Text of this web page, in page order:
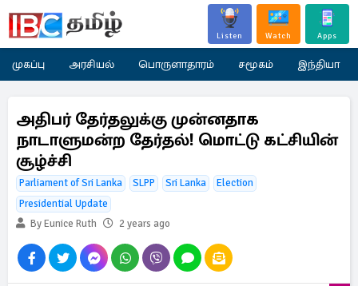
Listen Watch Apps
முகப்பு அரசியல் பொருளாதாரம் சமூகம் இந்தியா
அதிபர் தேர்தலுக்கு முன்னதாக
நாடாளுமன்ற தேர்தல்! மொட்டு கட்சியின்
சூழ்ச்சி
Parliament of Sri Lanka SLPP Sri Lanka
Election
Presidential Update
By Eunice Ruth
2 years ago